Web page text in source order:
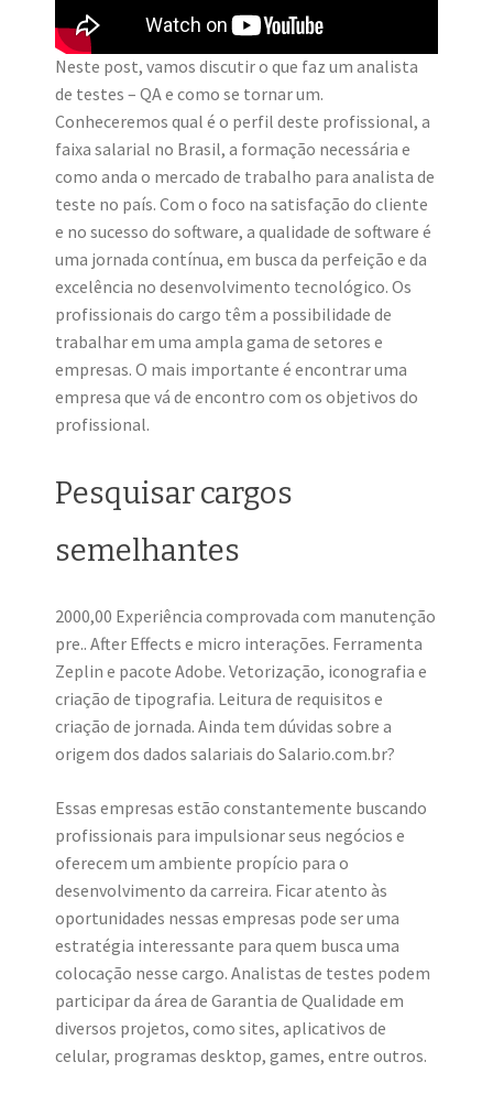
Neste post, vamos discutir o que faz um analista
de testes – QA e como se tornar um.
Conheceremos qual é o perfil deste profissional, a
faixa salarial no Brasil, a formação necessária e
como anda o mercado de trabalho para analista de
teste no país. Com o foco na satisfação do cliente
e no sucesso do software, a qualidade de software é
uma jornada contínua, em busca da perfeição e da
excelência no desenvolvimento tecnológico. Os
profissionais do cargo têm a possibilidade de
trabalhar em uma ampla gama de setores e
empresas. O mais importante é encontrar uma
empresa que vá de encontro com os objetivos do
profissional.
Pesquisar cargos
semelhantes
2000,00 Experiência comprovada com manutenção
pre.. After Effects e micro interações. Ferramenta
Zeplin e pacote Adobe. Vetorização, iconografia e
criação de tipografia. Leitura de requisitos e
criação de jornada. Ainda tem dúvidas sobre a
origem dos dados salariais do Salario.com.br?
Essas empresas estão constantemente buscando
profissionais para impulsionar seus negócios e
oferecem um ambiente propício para o
desenvolvimento da carreira. Ficar atento às
oportunidades nessas empresas pode ser uma
estratégia interessante para quem busca uma
colocação nesse cargo. Analistas de testes podem
participar da área de Garantia de Qualidade em
diversos projetos, como sites, aplicativos de
celular, programas desktop, games, entre outros.